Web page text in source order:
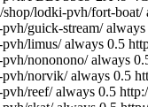
lodki-pvh/fort-boat/
guick-stream/ always
limus/ always 0.5
nononono/ always
pvh/norvik/ always 0.5
reef/ always 0.5